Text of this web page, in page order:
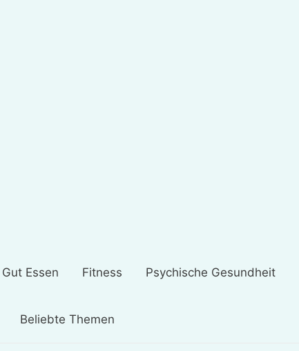
Gut Essen Fitness Psychische Gesundheit
Beliebte Themen